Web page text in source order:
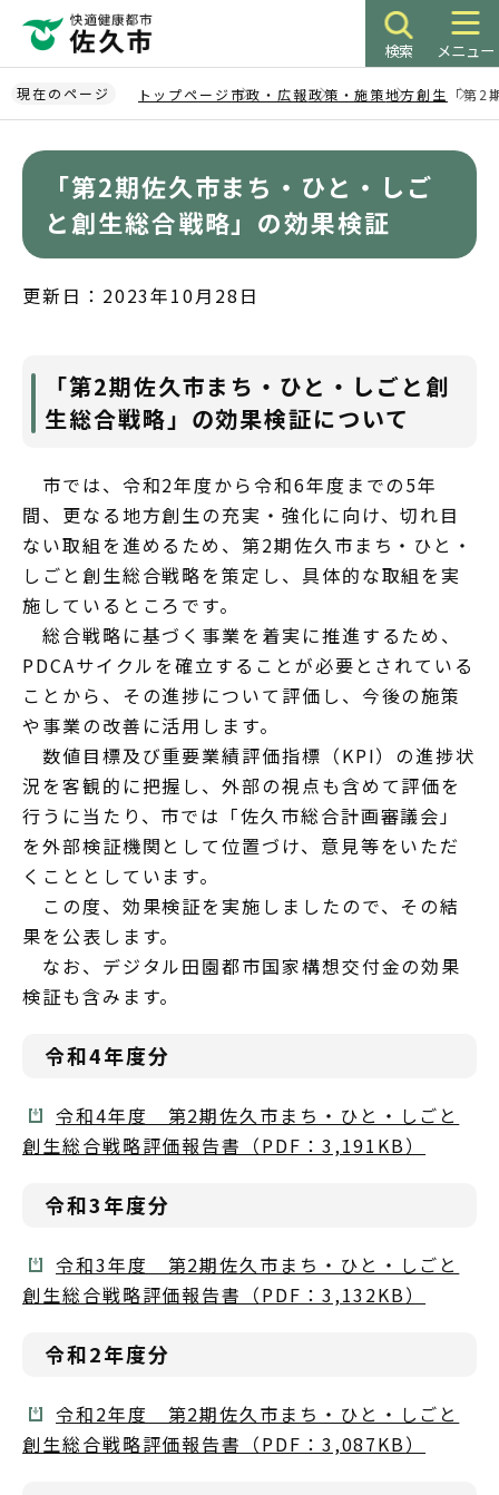
ペ
ー
ジ
検索 メニュー
現在のページ トップページ 市政・広報政策・施策地方創生 「第
「第2期佐久市まち・ひと・しご
と創生総合戦略」の効果検証
更新日：2023年10月28日
「第2期佐久市まち・ひと・しごと創
生総合戦略」の効果検証について
市では、令和2年度から令和6年度までの5年
間、更なる地方創生の充実・強化に向け、切れ目
ない取組を進めるため、第2期佐久市まち・ひと・
しごと創生総合戦略を策定し、具体的な取組を実
施しているところです。
総合戦略に基づく事業を着実に推進するため、
PDCAサイクルを確立することが必要とされている
ことから、その進捗について評価し、今後の施策
や事業の改善に活用します。
数値目標及び重要業績評価指標（KPI）の進捗状
況を客観的に把握し、外部の視点も含めて評価を
行うに当たり、市では「佐久市総合計画審議会」
を外部検証機関として位置づけ、意見等をいただ
くこととしています。
この度、効果検証を実施しましたので、その結
果を公表します。
なお、デジタル田園都市国家構想交付金の効果
検証も含みます。
令和4年度分
令和4年度 第2期佐久市まち・ひと・しごと
創生総合戦略評価報告書（PDF：3,191KB）
令和3年度分
令和3年度 第2期佐久市まち・ひと・しごと
創生総合戦略評価報告書（PDF：3,132KB）
令和2年度分
令和2年度 第2期佐久市まち・ひと・しごと
創生総合戦略評価報告書（PDF：3,087KB）